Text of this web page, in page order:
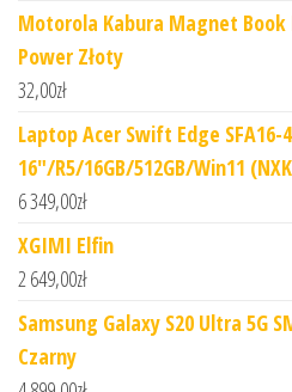
Motorola Kabura Magnet Book
Power Złoty
32,00zł
Laptop Acer Swift Edge SFA16-
16"/R5/16GB/512GB/Win11
6 349,00zł
XGIMI Elfin
2 649,00zł
Samsung Galaxy S20 Ultra 5G
Czarny